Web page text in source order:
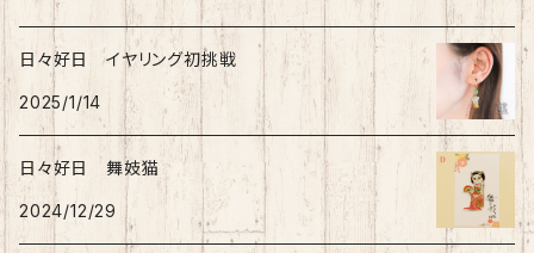
日々好日 イヤリング初挑戦
2025/1/14
日々好日 舞妓猫
2024/12/29